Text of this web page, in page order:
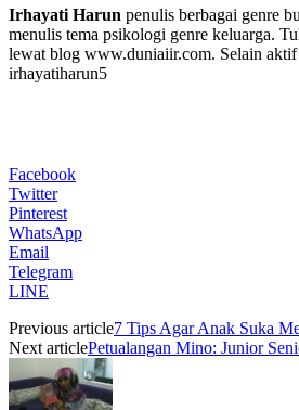
Irhayati Harun penulis berbagai genre
menulis tema psikologi genre keluarga.
lewat blog www.duniaiir.com. Selain
irhayatiharun5
Facebook
Twitter
Pinterest
WhatsApp
Email
Telegram
LINE
Previous article7 Tips Agar Anak Suka
Next articlePetualangan Mino: Junior